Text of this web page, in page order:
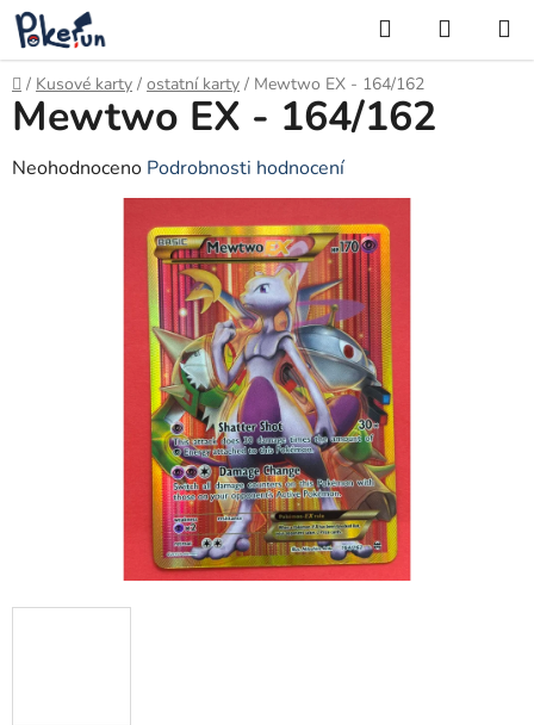
Přejít
na
obsah
Hledat
KOŠÍK
Domů
/ Kusové karty / ostatní karty / Mewtwo EX - 164/162
Mewtwo EX - 164/162
Průměrné
Neohodnoceno Podrobnosti hodnocení